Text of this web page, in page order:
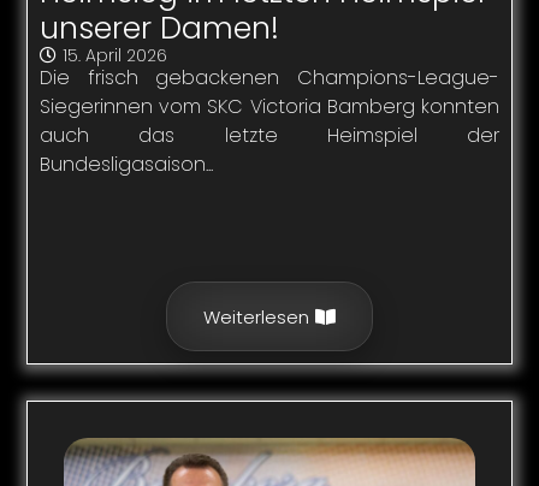
unserer Damen!
15. April 2026
Die frisch gebackenen Champions-League-
Siegerinnen vom SKC Victoria Bamberg konnten
auch das letzte Heimspiel der
Bundesligasaison...
Weiterlesen